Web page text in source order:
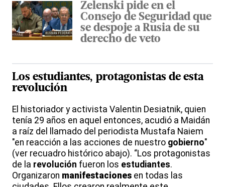
Zelenski pide en el
Consejo de Seguridad que
se despoje a Rusia de su
derecho de veto
Los estudiantes, protagonistas de esta
revolución
El historiador y activista Valentin Desiatnik, quien
tenía 29 años en aquel entonces, acudió a Maidán
a raíz del llamado del periodista Mustafa Naiem
"en reacción a las acciones de nuestro gobierno"
(ver recuadro histórico abajo). “Los protagonistas
de la revolución fueron los estudiantes.
Organizaron manifestaciones en todas las